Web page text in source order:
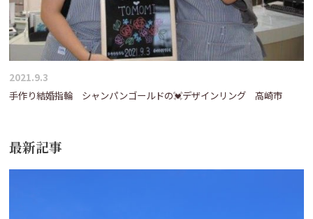
2021.9.3
手作り結婚指輪 シャンパンゴールドの💓デザインリング 高崎市
最新記事